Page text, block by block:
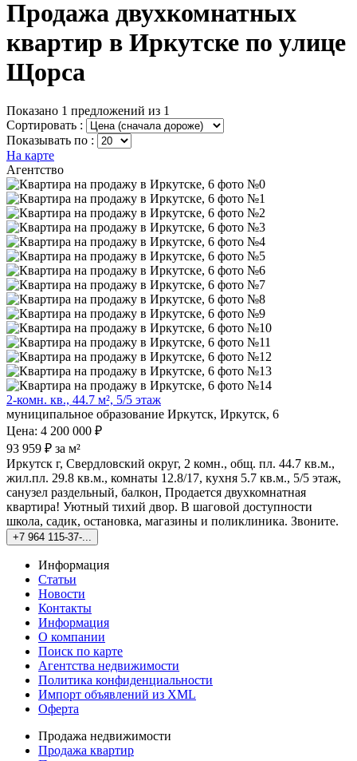
Продажа двухкомнатных
квартир в Иркутске по yлице
Щорса
Показано 1 предложений из 1
Сортировать :
Показывать по :
На карте
Агентство
2-комн. кв., 44.7 м², 5/5 этаж
муниципальное образование Иркутск, Иркутск, 6
Цена: 4 200 000 ₽
93 959 ₽ за м²
Иркутск г, Свердловский округ, 2 комн., общ. пл. 44.7 кв.м.,
жил.пл. 29.8 кв.м., комнаты 12.8/17, кухня 5.7 кв.м., 5/5 этаж,
санузел раздельный, балкон, Продается двухкомнатная
квартира! Уютный тихий двор. В шаговой доступности
школа, садик, остановка, магазины и поликлиника. Звоните.
+7 964 115-37-...
Информация
Статьи
Новости
Контакты
Информация
О компании
Поиск по карте
Агентства недвижимости
Политика конфиденциальности
Импорт объявлений из XML
Оферта
Продажа недвижимости
Продажа квартир